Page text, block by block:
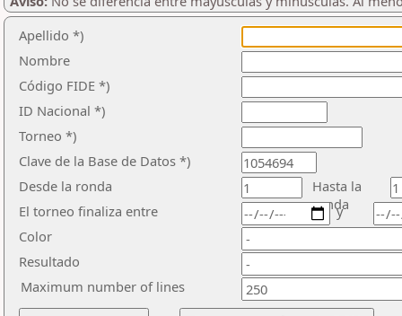
Apellido *)
Nombre
Código FIDE *)
ID Nacional *)
Torneo *)
Clave de la Base de Datos *)
Desde la ronda
Hasta la
ronda
El torneo finaliza entre
Color
Resultado
y
Maximum number of lines